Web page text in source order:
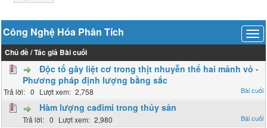
Công Nghệ Hóa Phân Tích
Chủ đề/Tác giả Bài cuối
Ðộc tố gây liệt cơ trong thịt nhuyễn thể hai mảnh vỏ -
Phương pháp định lượng bằng sắc
0 2,758
Hàm lượng cađimi trong thủy sản
0 2,980